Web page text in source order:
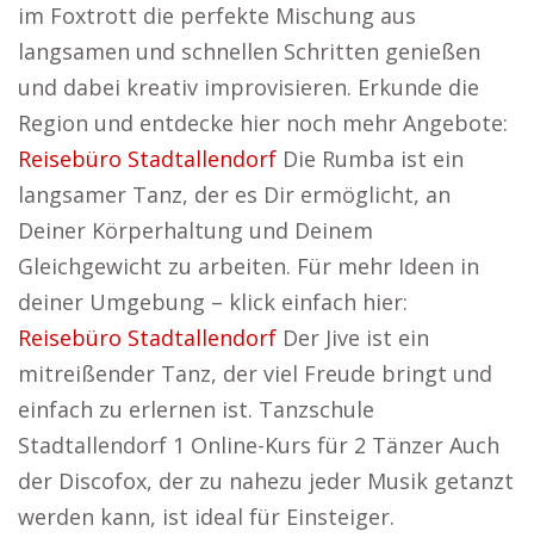
im Foxtrott die perfekte Mischung aus
langsamen und schnellen Schritten genießen
und dabei kreativ improvisieren. Erkunde die
Region und entdecke hier noch mehr Angebote:
Reisebüro Stadtallendorf Die Rumba ist ein
langsamer Tanz, der es Dir ermöglicht, an
Deiner Körperhaltung und Deinem
Gleichgewicht zu arbeiten. Für mehr Ideen in
deiner Umgebung – klick einfach hier:
Reisebüro Stadtallendorf Der Jive ist ein
mitreißender Tanz, der viel Freude bringt und
einfach zu erlernen ist. Tanzschule
Stadtallendorf 1 Online-Kurs für 2 Tänzer Auch
der Discofox, der zu nahezu jeder Musik getanzt
werden kann, ist ideal für Einsteiger.